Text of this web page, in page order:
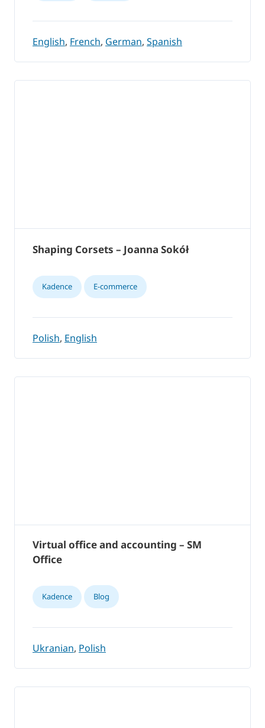
English, French, German, Spanish
Shaping Corsets – Joanna Sokół
Kadence E-commerce
Polish, English
Virtual office and accounting – SM
Office
Kadence Blog
Ukranian, Polish